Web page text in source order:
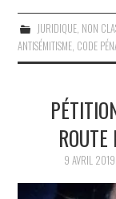
JURIDIQUE, NON
ANTISÉMITISME, CODE
9 AVRIL 2019